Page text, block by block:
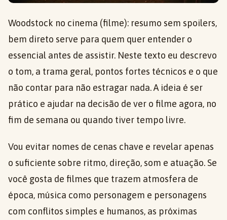
Woodstock no cinema (filme): resumo sem spoilers,
bem direto serve para quem quer entender o
essencial antes de assistir. Neste texto eu descrevo
o tom, a trama geral, pontos fortes técnicos e o que
não contar para não estragar nada. A ideia é ser
prático e ajudar na decisão de ver o filme agora, no
fim de semana ou quando tiver tempo livre.
Vou evitar nomes de cenas chave e revelar apenas
o suficiente sobre ritmo, direção, som e atuação. Se
você gosta de filmes que trazem atmosfera de
época, música como personagem e personagens
com conflitos simples e humanos, as próximas